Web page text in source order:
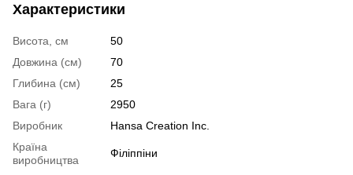
Характеристики
Висота, см
50
Довжина (см)
70
Глибина (см)
25
Вага (г)
2950
Виробник
Hansa Creation Inc.
Країна
виробництва
Філіппіни